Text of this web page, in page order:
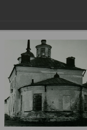
Фотографии –